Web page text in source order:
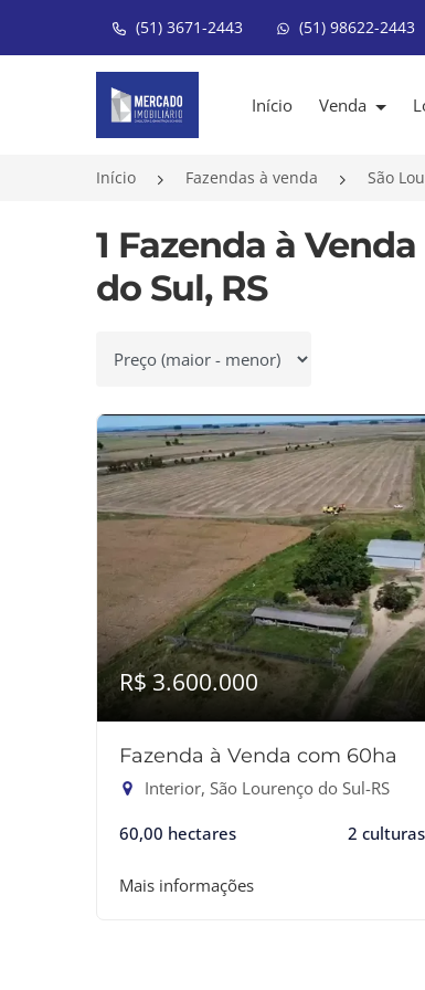
(51) 3671-2443 (51) 98622-2443
Página inicial
Início Venda
Início Fazendas à venda São
1 Fazenda à
do Sul, RS
Ordenar por
R$ 3.600.000
Fazenda à Venda com 60ha
Interior, São Lourenço do Sul-RS
60,00 hectares 2 culturas
Mais informações